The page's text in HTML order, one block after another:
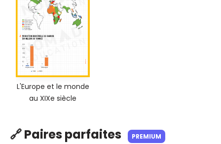
L'Europe et le monde
au XIXe siècle
🔗 Paires parfaites PREMIUM